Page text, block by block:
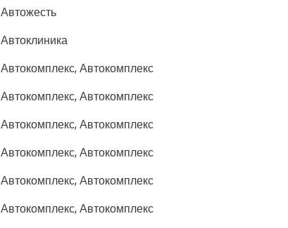
Автожесть
Автоклиника
Автокомплекс, Автокомплекс
Автокомплекс, Автокомплекс
Автокомплекс, Автокомплекс
Автокомплекс, Автокомплекс
Автокомплекс, Автокомплекс
Автокомплекс, Автокомплекс